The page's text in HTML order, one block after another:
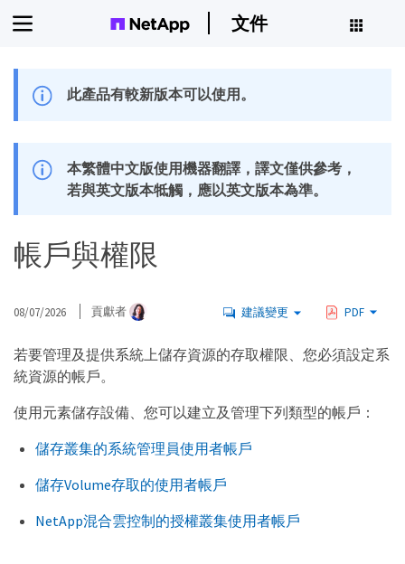
文件
此產品有較新版本可以使用。
本繁體中文版使用機器翻譯，譯文僅供參考，
若與英文版本牴觸，應以英文版本為準。
帳戶與權限
08/07/2026 貢獻者 建議變更 PDF
若要管理及提供系統上儲存資源的存取權限、您必須設定系
統資源的帳戶。
使用元素儲存設備、您可以建立及管理下列類型的帳戶：
儲存叢集的系統管理員使用者帳戶
儲存Volume存取的使用者帳戶
NetApp混合雲控制的授權叢集使用者帳戶